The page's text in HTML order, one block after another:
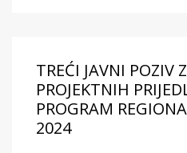
TREĆI JAVNI POZIV
PROJEKTNIH
PROGRAM
2024